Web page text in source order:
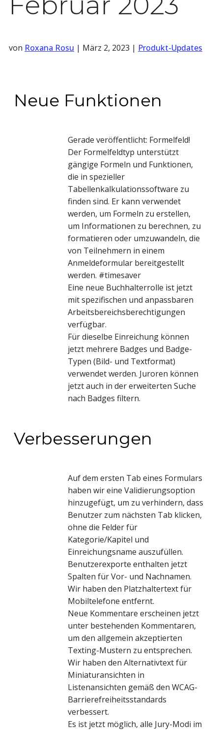
von Roxana Rosu | März 2, 2023 | Produkt-Updates
Neue Funktionen
Gerade veröffentlicht: Formelfeld!
Der Formelfeldtyp unterstützt
gängige Formeln und Funktionen,
die in spezieller
Tabellenkalkulationssoftware zu
finden sind. Er kann verwendet
werden, um Formeln zu erstellen,
um Informationen zu berechnen, zu
formatieren oder umzuwandeln, die
von Teilnehmern in einem
Anmeldeformular bereitgestellt
werden. #timesaver
Eine neue Buchhalterrolle ist jetzt
mit spezifischen und anpassbaren
Arbeitsbereichsberechtigungen
verfügbar.
Für dieselbe Einreichung können
jetzt mehrere Badges und Badge-
Typen (Bild- und Textformat)
verwendet werden. Juroren können
jetzt auch in der erweiterten Suche
nach Badges filtern.
Verbesserungen
Auf dem ersten Tab eines Formulars
haben wir eine Validierungsoption
hinzugefügt, um zu verhindern, dass
Benutzer zum nächsten Tab klicken,
ohne die Felder für
Kategorie/Kapitel und
Einreichungsname auszufüllen.
Benutzerexporte enthalten jetzt
Spalten für Vor- und Nachnamen.
Wir haben den Platzhaltertext für
Mobiltelefone entfernt.
Neue Kommentare erscheinen jetzt
unter bestehenden Kommentaren,
um den allgemein akzeptierten
Texting-Mustern zu entsprechen.
Wir haben den Alternativtext für
Miniaturansichten in
Listenansichten gemäß den WCAG-
Barrierefreiheitsstandards
verbessert.
Es ist jetzt möglich, alle Jury-Modi im